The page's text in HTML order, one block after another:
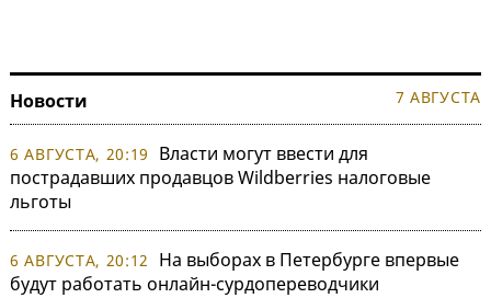
Новости 7 АВГУСТА
6 АВГУСТА, 20:19
Власти могут ввести для
пострадавших продавцов Wildberries налоговые
льготы
6 АВГУСТА, 20:12
На выборах в Петербурге впервые
будут работать онлайн-сурдопереводчики